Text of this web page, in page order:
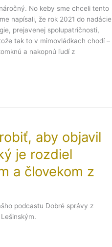
No keby sme chceli tento
napísali, že rok 2021 do nadácie
prejavenej spolupatričnosti,
tak to v mimovládkach chodí –
a nakopnú ľudí z
aby objavil
je rozdiel
a človekom z
podcastu Dobré správy z